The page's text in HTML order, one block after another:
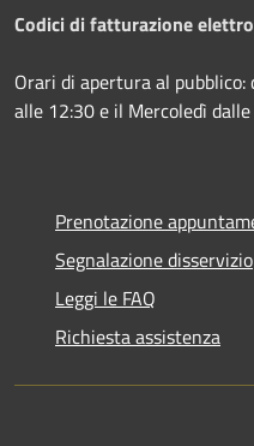
Codici di fatturazione
Orari di apertura al
alle 12:30 e il Mercoledì
Prenotazione
Segnalazione disservizio
Leggi le FAQ
Richiesta assistenza